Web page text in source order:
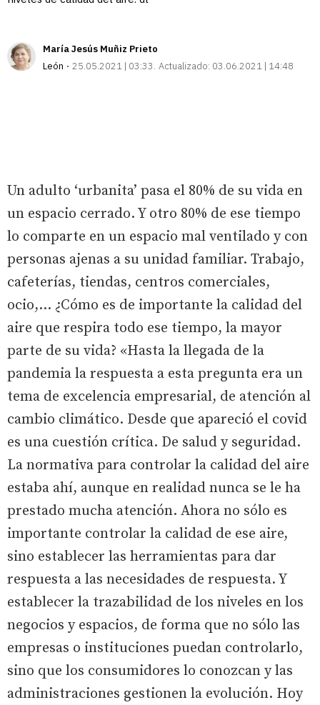
María Jesús Muñiz Prieto
León
25.05.2021 | 03:33 Actualizado: 03.06.2021 | 14:48
Un adulto ‘urbanita’ pasa el 80% de su vida en
un espacio cerrado. Y otro 80% de ese tiempo
lo comparte en un espacio mal ventilado y con
personas ajenas a su unidad familiar. Trabajo,
cafeterías, tiendas, centros comerciales,
ocio,... ¿Cómo es de importante la calidad del
aire que respira todo ese tiempo, la mayor
parte de su vida? «Hasta la llegada de la
pandemia la respuesta a esta pregunta era un
tema de excelencia empresarial, de atención al
cambio climático. Desde que apareció el covid
es una cuestión crítica. De salud y seguridad.
La normativa para controlar la calidad del aire
estaba ahí, aunque en realidad nunca se le ha
prestado mucha atención. Ahora no sólo es
importante controlar la calidad de ese aire,
sino establecer las herramientas para dar
respuesta a las necesidades de respuesta. Y
establecer la trazabilidad de los niveles en los
negocios y espacios, de forma que no sólo las
empresas o instituciones puedan controlarlo,
sino que los consumidores lo conozcan y las
administraciones gestionen la evolución. Hoy